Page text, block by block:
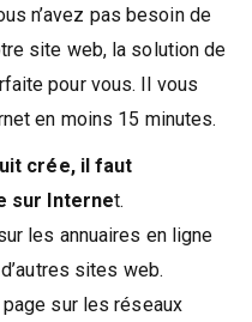
n’avez pas besoin de
site web, la solution de
pour vous. Il vous
en moins 15 minutes.
crée, il faut
sur Internet.
les annuaires en ligne
sites web.
sur les réseaux